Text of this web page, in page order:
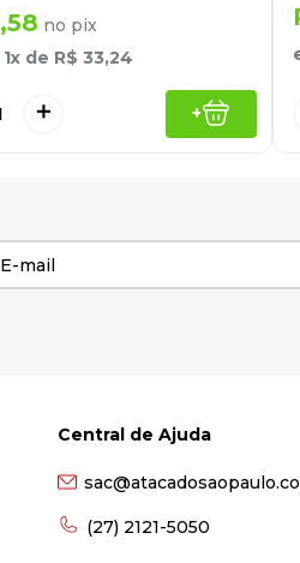
,58 no pix
1x de R$ 33,24
＋ +
Central de Ajuda
(27) 2121-5050